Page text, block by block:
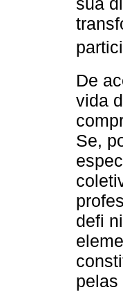
De
vida
Se,
defi
pelas